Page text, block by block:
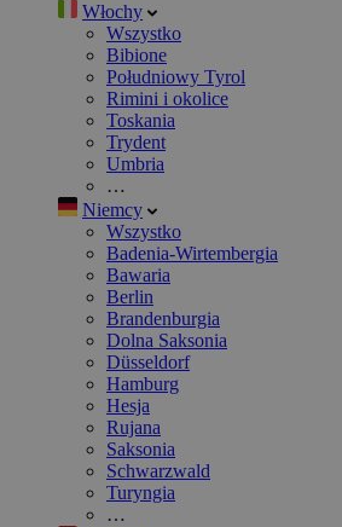
Włochy
Wszystko
Bibione
Południowy Tyrol
Rimini i okolice
Toskania
Trydent
Umbria
…
Niemcy
Wszystko
Badenia-Wirtembergia
Bawaria
Berlin
Brandenburgia
Dolna Saksonia
Düsseldorf
Hamburg
Hesja
Rujana
Saksonia
Schwarzwald
Turyngia
…